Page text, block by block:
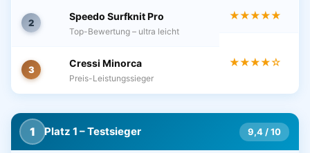
2
Speedo Surfknit Pro
Top-Bewertung – ultra leicht
★★★★★
3
Cressi Minorca
Preis-Leistungssieger
★★★★☆
1 Platz 1 – Testsieger 9,4 / 10